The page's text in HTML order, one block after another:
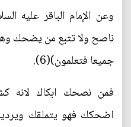
وعن الإمام الباقر عليه
ناصح ولا تتبع من يضحك
جميعا فتعلمون)(6).
فمن نصحك ابكاك لانه
اضحكك فهو يتملقك